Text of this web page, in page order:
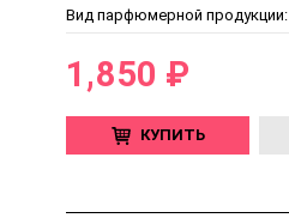
Вид парфюмерной продукции:
1,850 ₽
КУПИТЬ